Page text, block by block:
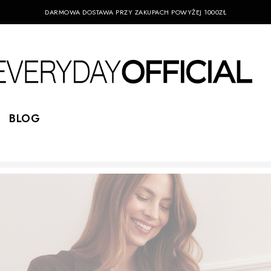
DARMOWA DOSTAWA PRZY ZAKUPACH POWYŻEJ 1000ZŁ
BLOG